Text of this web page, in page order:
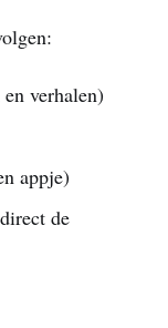
verhalen)
appje)
de